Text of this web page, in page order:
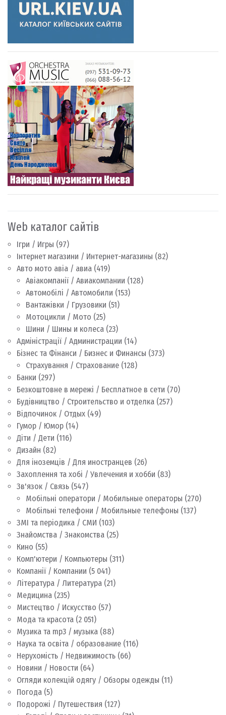
Web каталог сайтів
Ігри / Игры (97)
Інтернет магазини / Интернет-магазины (82)
Авто мото авіа / авиа (419)
Авіакомпанії / Авиакомпании (128)
Автомобілі / Автомобили (153)
Вантажівки / Грузовики (51)
Мотоцикли / Мото (25)
Шини / Шины и колеса (23)
Адміністрації / Администрации (14)
Бізнес та Фінанси / Бизнес и Финансы (373)
Страхування / Страхование (128)
Банки (297)
Безкоштовне в мережі / Бесплатное в сети (70)
Будівництво / Строительство и отделка (257)
Відпочинок / Отдых (49)
Гумор / Юмор (14)
Діти / Дети (116)
Дизайн (82)
Для іноземців / Для иностранцев (26)
Захоплення та хобі / Увлечения и хобби (83)
Зв'язок / Связь (547)
Мобільні оператори / Мобильные операторы (270)
Мобільні телефони / Мобильные телефоны (137)
ЗМІ та періодика / СМИ (103)
Знайомства / Знакомства (25)
Кино (55)
Комп'ютери / Компьютеры (311)
Компанії / Компании (5 041)
Література / Литература (21)
Медицина (235)
Мистецтво / Искусство (57)
Мода та красота (2 051)
Музика та mp3 / музыка (88)
Наука та освіта / образование (116)
Нерухомість / Недвижимость (66)
Новини / Новости (64)
Огляди колекцій одягу / Обзоры одежды (11)
Погода (5)
Подорожі / Путешествия (127)